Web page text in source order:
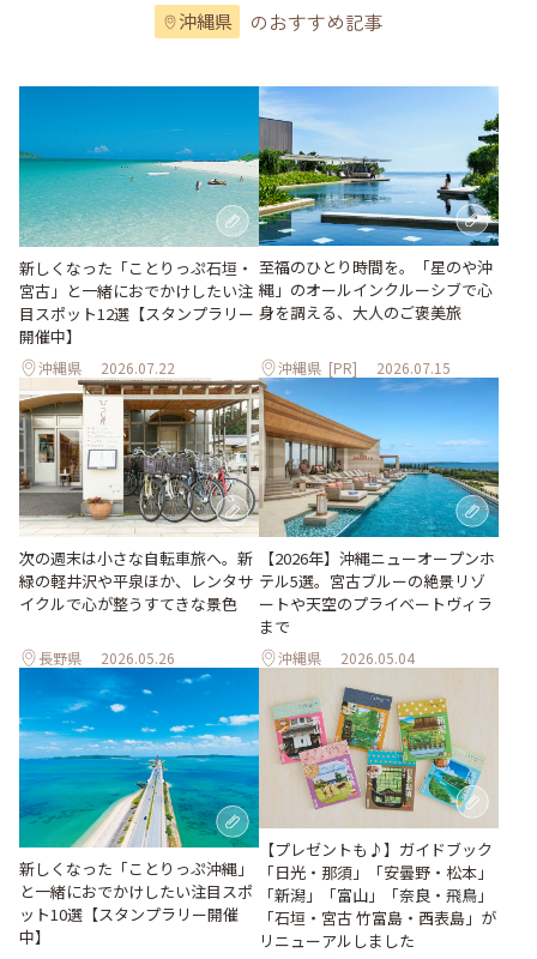
沖縄県 のおすすめ記事
新しくなった「ことりっぷ石垣・
宮古」と一緒におでかけしたい注
目スポット12選【スタンプラリー
開催中】
沖縄県 2026.07.22
至福のひとり時間を。「星のや沖
縄」のオールインクルーシブで心
身を調える、大人のご褒美旅
沖縄県 [PR] 2026.07.15
次の週末は小さな自転車旅へ。新
緑の軽井沢や平泉ほか、レンタサ
イクルで心が整うすてきな景色
長野県 2026.05.26
【2026年】沖縄ニューオープンホ
テル5選。宮古ブルーの絶景リゾ
ートや天空のプライベートヴィラ
まで
沖縄県 2026.05.04
新しくなった「ことりっぷ沖縄」
と一緒におでかけしたい注目スポ
ット10選【スタンプラリー開催
中】
【プレゼントも♪】ガイドブック
「日光・那須」「安曇野・松本」
「新潟」「富山」「奈良・飛鳥」
「石垣・宮古 竹富島・西表島」が
リニューアルしました